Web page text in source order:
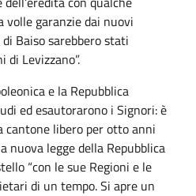
volle garanzie dai nuovi
Baiso sarebbero stati
Levizzano”.
e la Repubblica
ed esautorarono i Signori: è
cantone libero per otto anni
nuova legge della Repubblica
“con le sue Regioni e le
di un tempo. Si apre un